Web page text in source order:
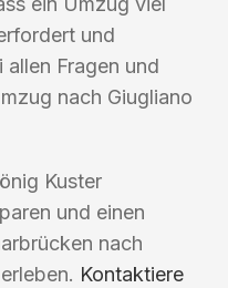
und
Fragen und
nach Giugliano
Kuster
und einen
nach
Kontaktiere